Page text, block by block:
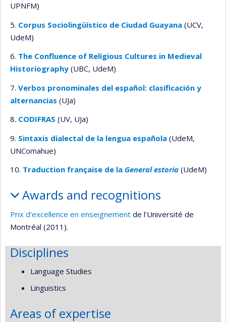
UPNFM)
5. Corpus Sociolingüístico de Ciudad Guayana (UCV,
UdeM)
6. The Confluence of Religious Cultures in Medieval
Historiography (UBC, UdeM)
7. Verbos pronominales del español: clasificación y
alternancias (UJa)
8. CODIFRAS (UV, UJa)
9. Sintaxis dialectal de la lengua española (UdeM,
UNComahue)
10. Traduction française de la General estoria (UdeM)
Awards and recognitions
Prix d'excellence en enseignement de l'Université de
Montréal (2011).
Disciplines
Language Studies
Linguistics
Areas of expertise